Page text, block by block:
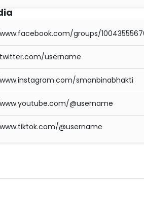
groups/
username
smanbinabhakti
@username
@username